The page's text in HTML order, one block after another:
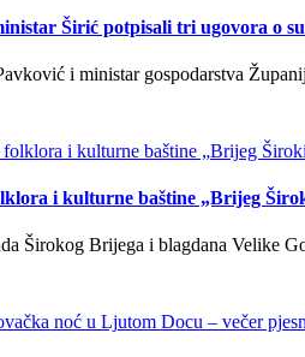
Širić potpisali tri ugovora o
i ministar gospodarstva
i kulturne baštine „Brijeg
Širokog Brijega i blagdana Velike